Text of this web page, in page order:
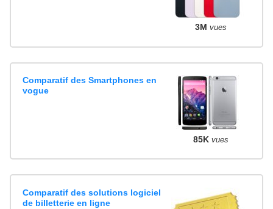
3M vues
Comparatif des Smartphones en
vogue
85K vues
Comparatif des solutions logiciel
de billetterie en ligne